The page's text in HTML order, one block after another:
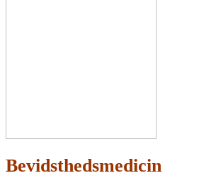
Bevidsthedsmedicin